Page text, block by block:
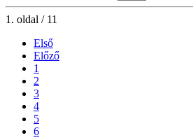
1. oldal / 11
Első
Előző
1
2
3
4
5
6